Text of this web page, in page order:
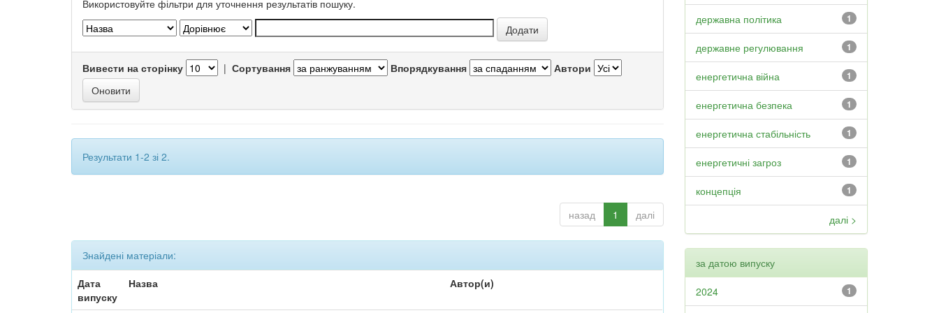
Використовуйте фільтри для уточнення результатів пошуку.
Вивести на сторінку | Сортування Впорядкування Автори
Результати 1-2 зі 2.
назад 1 далі
Знайдені матеріали:
Дата
випуску
Назва Автор(и)
1
державна політика
1
державне регулювання
1
енергетична війна
1
енергетична безпека
1
енергетична стабільність
1
енергетичні загроз
1
концепція
далі >
за датою випуску
1
2024